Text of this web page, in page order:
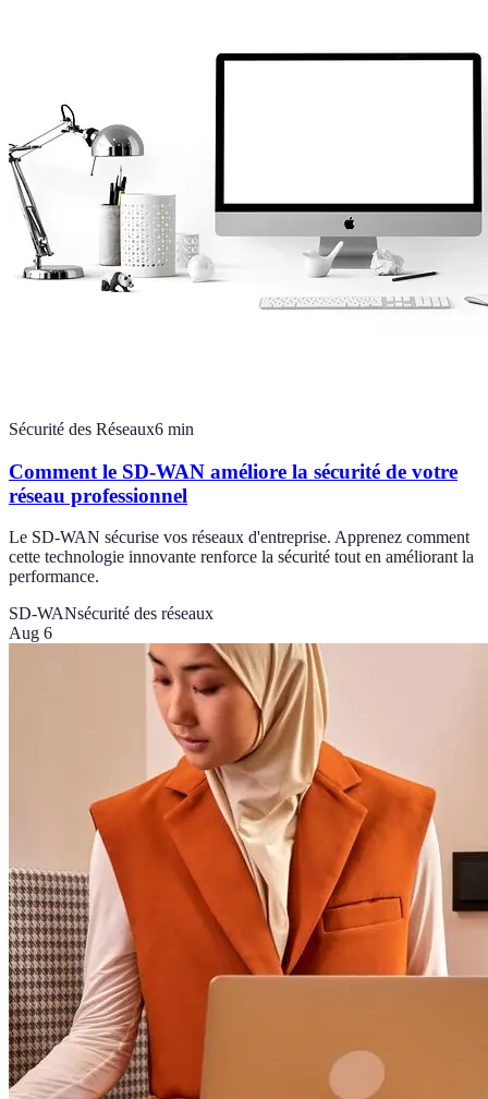
Sécurité des Réseaux6 min
Comment le SD-WAN améliore la sécurité de votre
réseau professionnel
Le SD-WAN sécurise vos réseaux d'entreprise. Apprenez comment
cette technologie innovante renforce la sécurité tout en améliorant la
performance.
SD-WANsécurité des réseaux
Aug 6